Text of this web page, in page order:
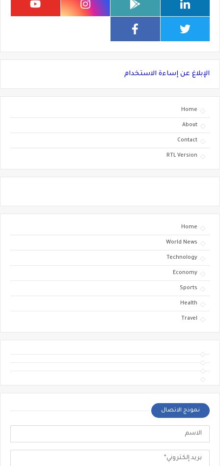
الإبلاغ عن إساءة الاستخدام
Home
About
Contact
RTL Version
Home
World News
Technology
Economy
Sports
Health
Travel
نموذج الاتصال